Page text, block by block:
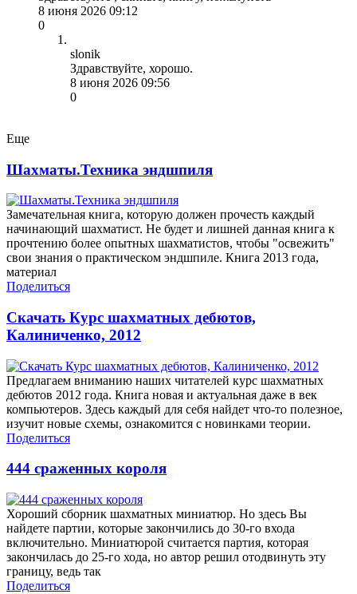
8 июня 2026 09:12
0
slonik
Здравствуйте, хорошо.
8 июня 2026 09:56
0
Еще
Шахматы.Техника эндшпиля
Замечательная книга, которую должен прочесть каждый
начинающий шахматист. Не будет и лишней данная книга к
прочтению более опытных шахматистов, чтобы "освежить"
свои знания о практическом эндшпиле. Книга 2013 года,
материал
Поделиться
Скачать Курс шахматных дебютов,
Калиниченко, 2012
Предлагаем вниманию наших читателей курс шахматных
дебютов 2012 года. Книга новая и актуальная даже в век
компьютеров. Здесь каждый для себя найдет что-то полезное,
изучит новые схемы, ознакомится с новинками теории.
Поделиться
444 сраженных короля
Хороший сборник шахматных миниатюр. Но здесь Вы
найдете партии, которые закончились до 30-го входа
включительно. Миниатюрой считается партия, которая
закончилась до 25-го хода, но автор решил отодвинуть эту
границу, ведь так
Поделиться